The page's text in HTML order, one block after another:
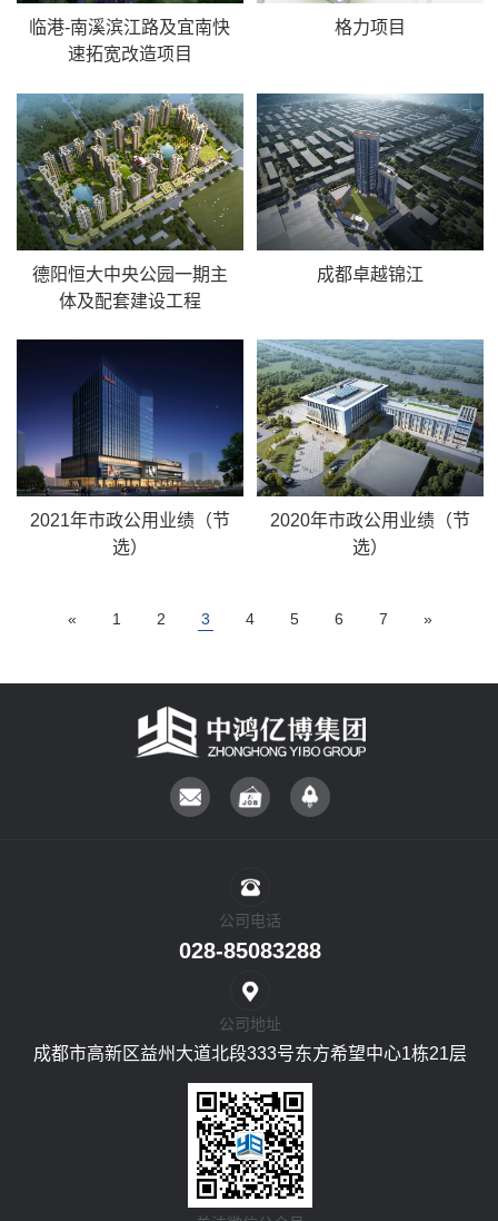
临港-南溪滨江路及宜南快
速拓宽改造项目
格力项目
德阳恒大中央公园一期主
体及配套建设工程
成都卓越锦江
2021年市政公用业绩（节
选）
2020年市政公用业绩（节
选）
« 1 2 3 4 5 6 7 »
公司电话
028-85083288
公司地址
成都市高新区益州大道北段333号东方希望中心1栋21层